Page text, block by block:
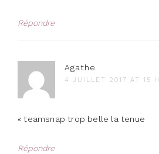
Répondre
Agathe
4 JUILLET 2017 AT 15
« teamsnap trop belle la tenue
Répondre